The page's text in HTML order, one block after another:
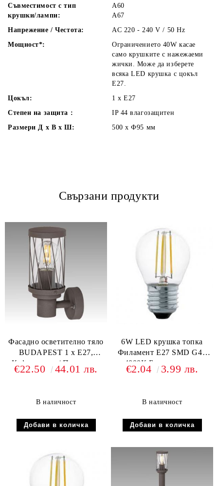
Съвместимост с тип
крушки/лампи:
А60
А67
Напрежение / Честота:
AC 220 - 240 V / 50 Hz
Мощност*:
Ограничението 40W касае
само крушките с нажежаеми
жички. Може да изберете
всяка LED крушка с цокъл
Е27.
Цокъл:
1 x E27
Степен на защита :
IP 44 влагозащитен
Размери Д х В х Ш:
500 x Ф95 мм
Свързани продукти
Фасадно осветително тяло
BUDAPEST 1 х Е27,
Кафяв метал / Прозрачна
пластмаса
€22.50 44.01 лв.
В наличност
6W LED крушка топка
Филамент Е27 SMD G45
4000К Бяла светлина
€2.04 3.99 лв.
В наличност